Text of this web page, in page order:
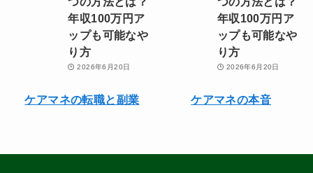
年収100万円ア
ップも可能なや
り方
2026年6月20日
ケアマネの転職と副業
年収100万円ア
ップも可能なや
り方
2026年6月20日
ケアマネの本音